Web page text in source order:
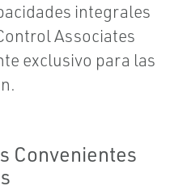
integrales
Associates
exclusivo para las
Convenientes